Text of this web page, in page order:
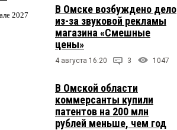
2027
В Омске возбуждено дело
из-за звуковой рекламы
магазина «Смешные
цены»
4 августа 16:20 3 1047
В Омской области
коммерсанты купили
патентов на 200 млн
рублей меньше, чем год